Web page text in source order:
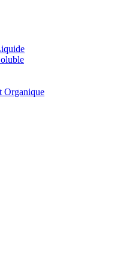
Organique